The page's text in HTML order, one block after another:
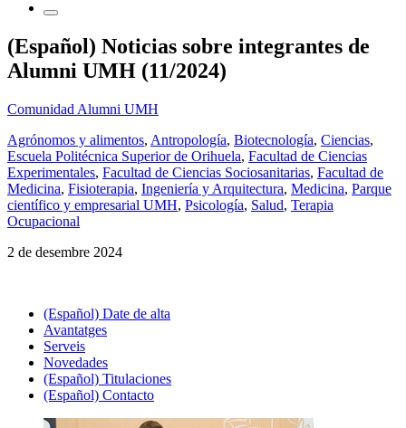
(Español) Noticias sobre integrantes de
Alumni UMH (11/2024)
Comunidad Alumni UMH
Agrónomos y alimentos, Antropología, Biotecnología, Ciencias,
Escuela Politécnica Superior de Orihuela, Facultad de Ciencias
Experimentales, Facultad de Ciencias Sociosanitarias, Facultad de
Medicina, Fisioterapia, Ingeniería y Arquitectura, Medicina, Parque
científico y empresarial UMH, Psicología, Salud, Terapia
Ocupacional
2 de desembre 2024
(Español) Date de alta
Avantatges
Serveis
Novedades
(Español) Titulaciones
(Español) Contacto